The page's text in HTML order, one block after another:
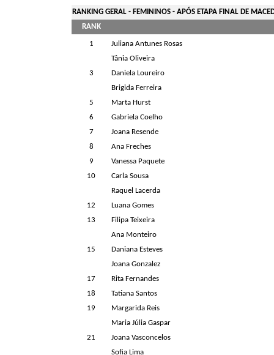
RANKING GERAL - FEMININOS - APÓS ETAPA FINAL DE
RANK
1
Juliana Antunes Rosas
Tânia Oliveira
3
Daniela Loureiro
Brigida Ferreira
5
Marta Hurst
6
Gabriela Coelho
7
Joana Resende
8
Ana Freches
9
Vanessa Paquete
10
Carla Sousa
Raquel Lacerda
12
Luana Gomes
13
Filipa Teixeira
Ana Monteiro
15
Daniana Esteves
Joana Gonzalez
17
Rita Fernandes
18
Tatiana Santos
19
Margarida Reis
Maria Júlia Gaspar
21
Joana Vasconcelos
Sofia Lima